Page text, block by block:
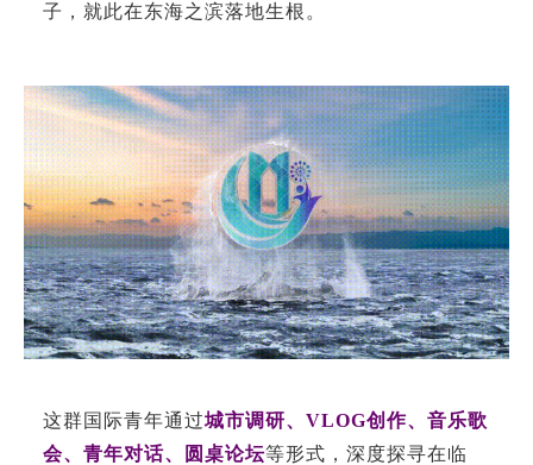
子，就此在东海之滨落地生根。
这群国际青年通过城市调研、VLOG创作、音乐歌
会、青年对话、圆桌论坛等形式，深度探寻在临